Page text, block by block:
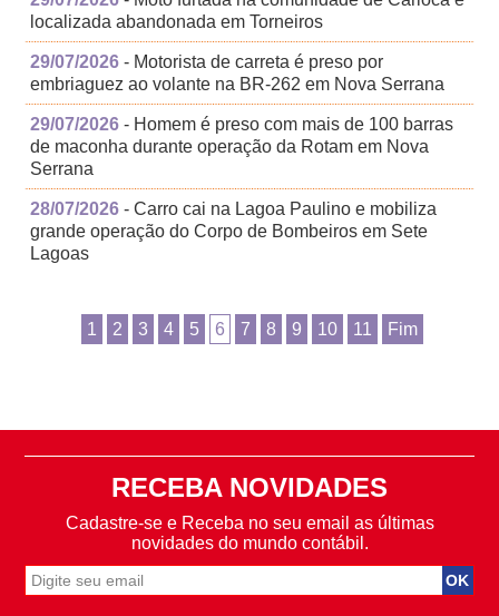
localizada abandonada em Torneiros
29/07/2026 - Motorista de carreta é preso por
embriaguez ao volante na BR-262 em Nova Serrana
29/07/2026 - Homem é preso com mais de 100 barras
de maconha durante operação da Rotam em Nova
Serrana
28/07/2026 - Carro cai na Lagoa Paulino e mobiliza
grande operação do Corpo de Bombeiros em Sete
Lagoas
1 2 3 4 5 6 7 8 9 10 11 Fim
RECEBA NOVIDADES
Cadastre-se e Receba no seu email as últimas
novidades do mundo contábil.